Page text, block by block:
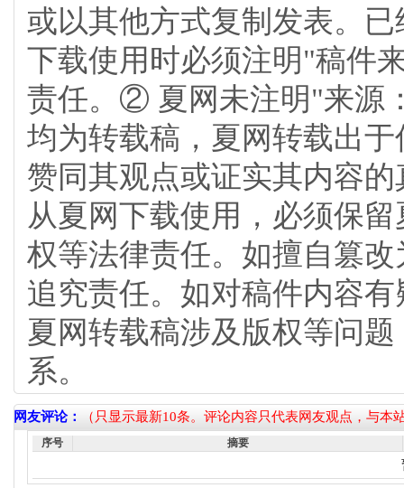
或以其他方式复制发表。
下载使用时必须注明"稿件
责任。② 夏网未注明"来源
均为转载稿，夏网转载出
赞同其观点或证实其内容
从夏网下载使用，必须保
权等法律责任。如擅自篡
追究责任。如对稿件内容
夏网转载稿涉及版权等问
系。
网友评论： （只显示最新10条。评论内容只代表网友观点，与本
序号 摘要